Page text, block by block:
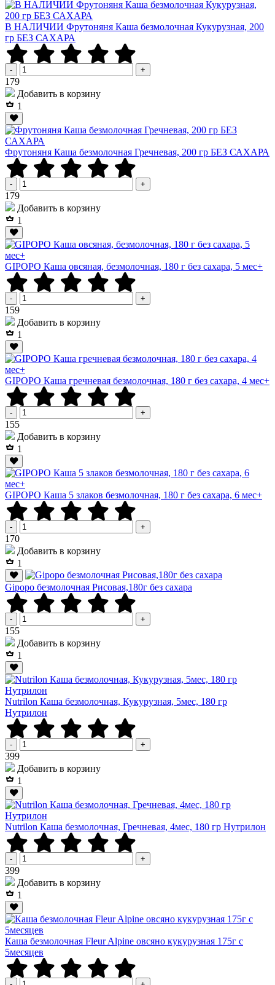
В НАЛИЧИИ Фрутоняня Каша безмолочная Кукурузная, 200
гр БЕЗ САХАРА
- +
179Р
Добавить в корзину
1
Фрутоняня Каша безмолочная Гречневая, 200 гр БЕЗ САХАРА
- +
179Р
Добавить в корзину
1
GIPOPO Каша овсяная, безмолочная, 180 г без сахара, 5 мес+
- +
159Р
Добавить в корзину
1
GIPOPO Каша гречневая безмолочная, 180 г без сахара, 4 мес+
- +
155Р
Добавить в корзину
1
GIPOPO Каша 5 злаков безмолочная, 180 г без сахара, 6 мес+
- +
170Р
Добавить в корзину
1
Gipopo безмолочная Рисовая,180г без сахара
- +
155Р
Добавить в корзину
1
Nutrilon Каша безмолочная, Кукурузная, 5мес, 180 гр
Нутрилон
- +
399Р
Добавить в корзину
1
Nutrilon Каша безмолочная, Гречневая, 4мес, 180 гр Нутрилон
- +
399Р
Добавить в корзину
1
Каша безмолочная Fleur Alpine овсяно кукурузная 175г с
5месяцев